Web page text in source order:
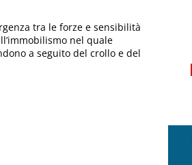
tra le forze e sensibilità
nel quale
a seguito del crollo e del